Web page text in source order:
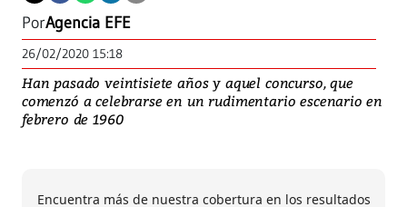
PorAgencia EFE
26/02/2020 15:18
Han pasado veintisiete años y aquel concurso, que
comenzó a celebrarse en un rudimentario escenario en
febrero de 1960
Encuentra más de nuestra cobertura en los resultados